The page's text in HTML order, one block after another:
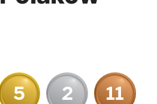
5 2 11